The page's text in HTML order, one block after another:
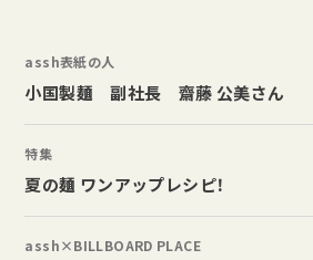
assh表紙の人
小国製麺 副社長 齋藤 公美さん
特集
夏の麺 ワンアップレシピ！
assh×BILLBOARD PLACE